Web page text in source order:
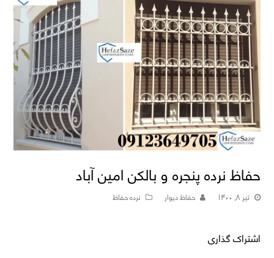
حفاظ نرده پنجره و بالکن امین آباد
تیر ۸, ۱۴۰۰ حفاظ دیوار نرده حفاظ
اشتراک گذاری